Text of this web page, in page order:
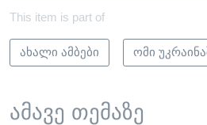
This item is part of
ახალი ამბები ომი
ამავე თემაზე